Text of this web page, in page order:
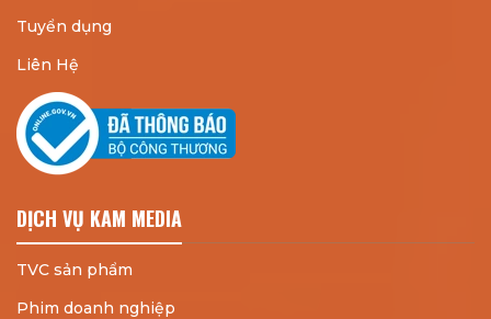
Tuyển dụng
Liên Hệ
DỊCH VỤ KAM MEDIA
TVC sản phẩm
Phim doanh nghiệp